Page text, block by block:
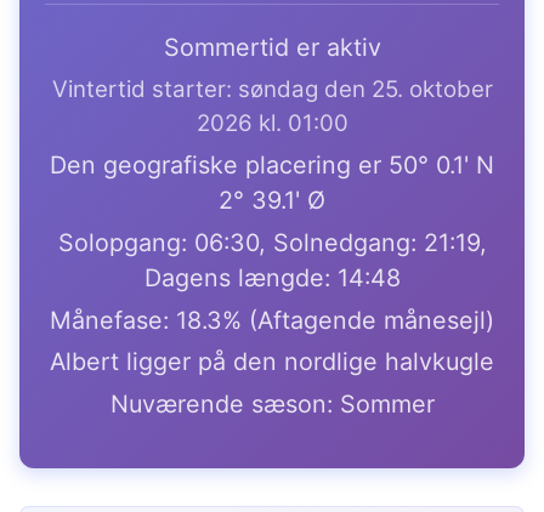
Sommertid er aktiv
Vintertid starter: søndag den 25. oktober
2026 kl. 01:00
Den geografiske placering er 50° 0.1' N
2° 39.1' Ø
Solopgang: 06:30, Solnedgang: 21:19,
Dagens længde: 14:48
Månefase: 18.3% (Aftagende månesejl)
Albert ligger på den nordlige halvkugle
Nuværende sæson: Sommer